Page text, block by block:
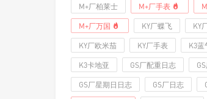
M+厂柏莱士 M+厂手表
M+厂万国 KY厂蝶飞 KY
KY厂欧米茄 KY厂手表 K3蓝
K3卡地亚 GS厂配重日志
GS厂星期日日志 GS厂日志